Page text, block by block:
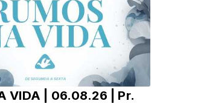
VIDA | 06.08.26 | Pr.